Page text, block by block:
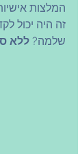
המלצות
זה היה יכול
שלמה? ללא